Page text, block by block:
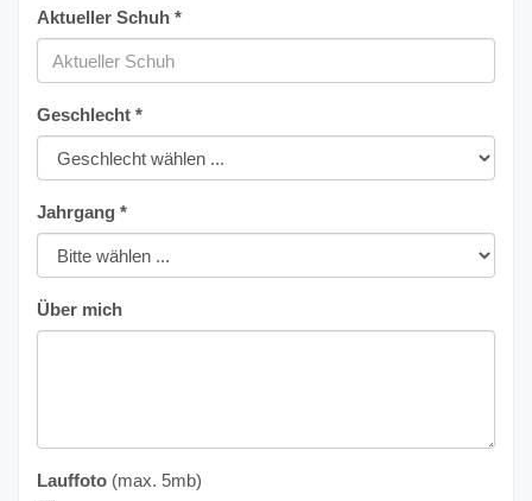
Aktueller Schuh *
Geschlecht *
Jahrgang *
Über mich
Lauffoto (max. 5mb)